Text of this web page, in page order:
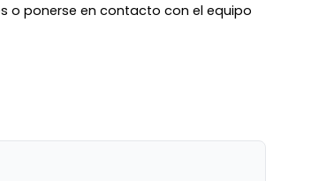
o ponerse en contacto con el equipo